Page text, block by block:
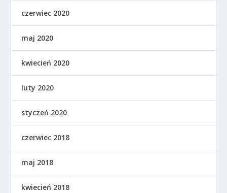
czerwiec 2020
maj 2020
kwiecień 2020
luty 2020
styczeń 2020
czerwiec 2018
maj 2018
kwiecień 2018